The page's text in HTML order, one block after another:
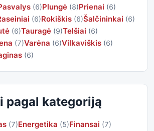
(6)Plungė (8)Prienai (6)
(6)Rokiškis (6)Šalčininkai (6)
(6)Tauragė (9)Telšiai (6)
(7)Varėna (6)Vilkaviškis (6)
(6)
pagal kategoriją
(7)Energetika (5)Finansai (7)